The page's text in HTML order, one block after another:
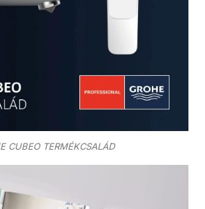
CUBEO TERMÉKCSALÁD